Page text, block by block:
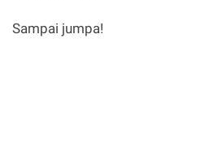
Sampai jumpa!